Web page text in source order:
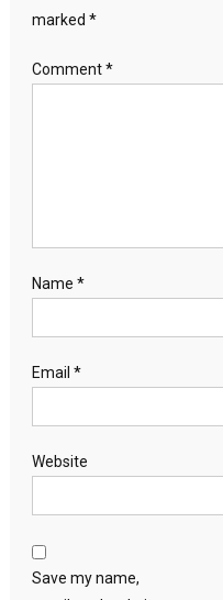
marked *
Comment*
Name *
Email *
Website
Save my name,